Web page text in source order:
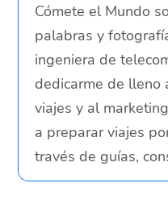
Cómete el Mundo
palabras y
ingeniera de
dedicarme de lleno
viajes y al
a preparar viajes
través de guías,